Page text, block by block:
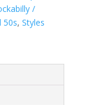
/
50s,Styles